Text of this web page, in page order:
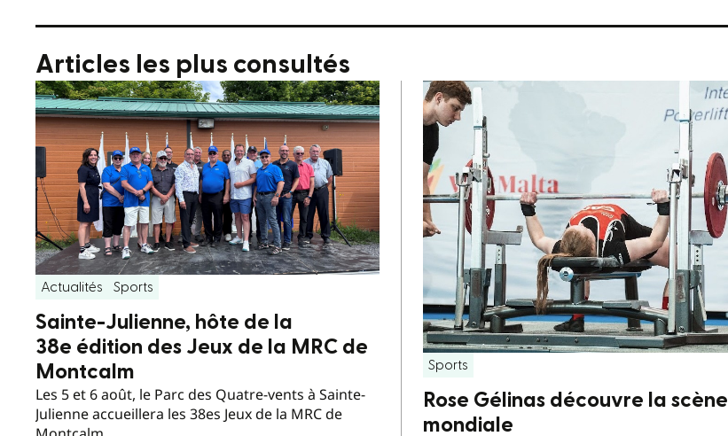
Articles les plus consultés
Actualités Sports
Sainte-Julienne, hôte de la
38e édition des Jeux de la MRC de
Montcalm
Les 5 et 6 août, le Parc des Quatre-vents à Sainte-
Julienne accueillera les 38es Jeux de la MRC de
Sports
Rose Gélinas découvre la scène
mondiale